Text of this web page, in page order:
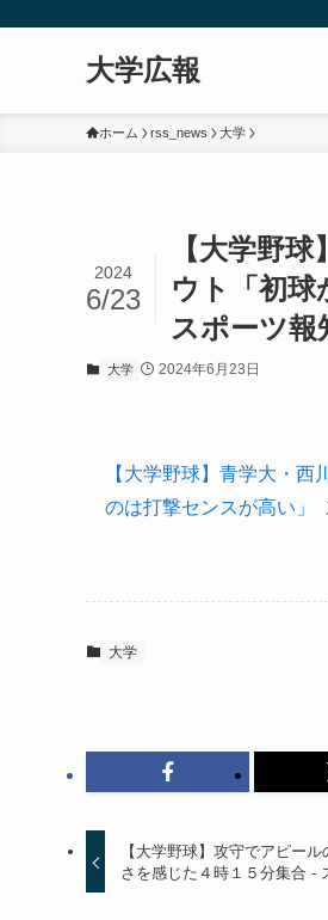
大学広報
ホーム rss_news 大学
【大学野
ウト「初
スポーツ報
2024
6/23
大学 2024年6月23日
【大学野球】青学大・
のは打撃センスが高い」
大学
【大学野球】攻守でアピー
さを感じた４時１５分集合 -